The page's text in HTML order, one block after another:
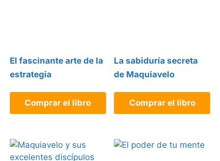
El fascinante arte de la
estrategia
Comprar el libro
La sabiduría secreta
de Maquiavelo
Comprar el libro